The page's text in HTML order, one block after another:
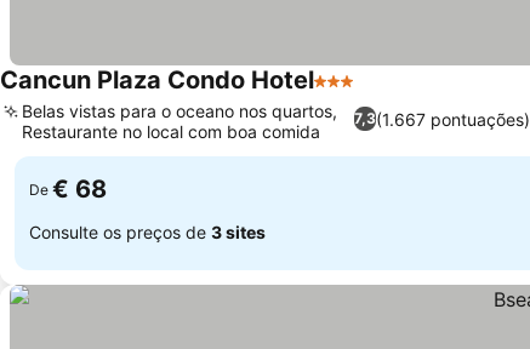
Cancun Plaza Condo Hotel3 Estrelas
7,3(1.667 pontuações)
Belas vistas para o oceano nos quartos,
Restaurante no local com boa comida
De € 68
Consulte os preços de 3 sites